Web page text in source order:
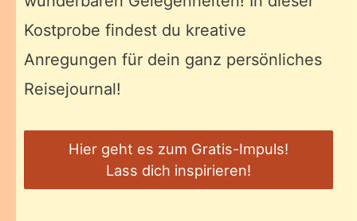
Kostprobe findest du kreative
Anregungen für dein ganz persönliches
Reisejournal!
Hier geht es zum Gratis-Impuls!
Lass dich inspirieren!